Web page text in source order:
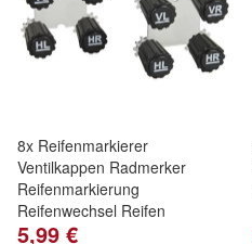
8x Reifenmarkierer
Ventilkappen Radmerker
Reifenmarkierung
Reifenwechsel Reifen
5,99 €